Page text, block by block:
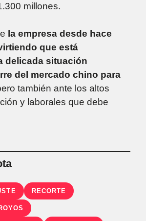
millones.
la empresa desde hace
que está
delicada situación
del mercado chino para
también ante los altos
y laborales que debe
RECORTE